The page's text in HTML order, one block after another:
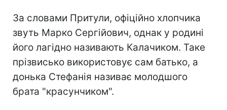
За словами Притули, офіційно хлопчика
звуть Марко Сергійович, однак у родині
його лагідно називають Калачиком. Таке
прізвисько використовує сам батько, а
донька Стефанія називає молодшого
брата "красунчиком".